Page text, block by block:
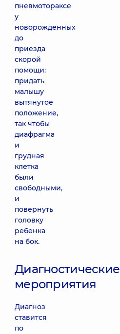
пневмотораксе
у
новорожденных
до
приезда
скорой
помощи:
придать
малышу
вытянутое
положение,
так чтобы
диафрагма
и
грудная
клетка
были
свободными,
и
повернуть
головку
ребенка
на бок.
Диагностические
мероприятия
Диагноз
ставится
по